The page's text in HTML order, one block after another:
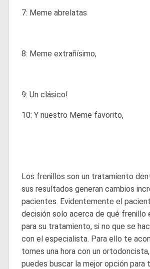
7: Meme abrelatas
8: Meme extrañísimo,
9: Un clásico!
10: Y nuestro Meme favorito,
Los frenillos son un tratamiento
sus resultados generan cambios
pacientes. Evidentemente el
decisión solo acerca de qué frenillo
para su tratamiento, si no que se
con el especialista. Para ello te
tomes una hora con un
puedes buscar la mejor opción para